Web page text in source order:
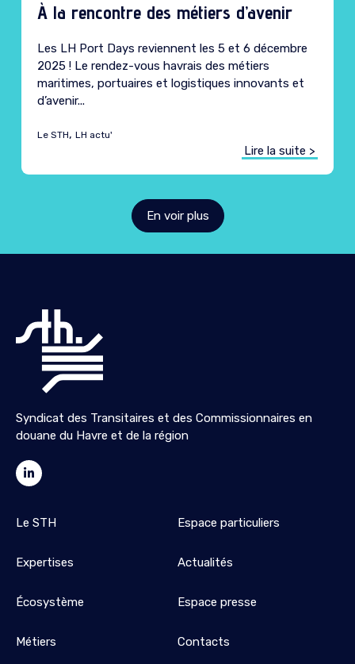
À la rencontre des métiers d’avenir
Les LH Port Days reviennent les 5 et 6 décembre
2025 ! Le rendez-vous havrais des métiers
maritimes, portuaires et logistiques innovants et
d’avenir...
Le STH, LH actu'
Lire la suite >
En voir plus
Syndicat des Transitaires et des Commissionnaires en
douane du Havre et de la région
Le STH
Expertises
Écosystème
Métiers
Espace particuliers
Actualités
Espace presse
Contacts